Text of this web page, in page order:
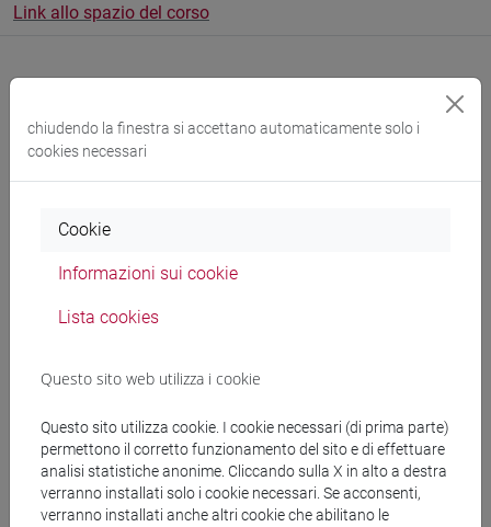
Link allo spazio del corso
Docenti e corsi di laurea
Materiali didattici
Materiali su Moodle
chiudendo la finestra si accettano automaticamente solo i
cookies necessari
Cookie
Informazioni sui cookie
Lista cookies
Questo sito web utilizza i cookie
Questo sito utilizza cookie. I cookie necessari (di prima parte)
permettono il corretto funzionamento del sito e di effettuare
analisi statistiche anonime. Cliccando sulla X in alto a destra
verranno installati solo i cookie necessari. Se acconsenti,
verranno installati anche altri cookie che abilitano le